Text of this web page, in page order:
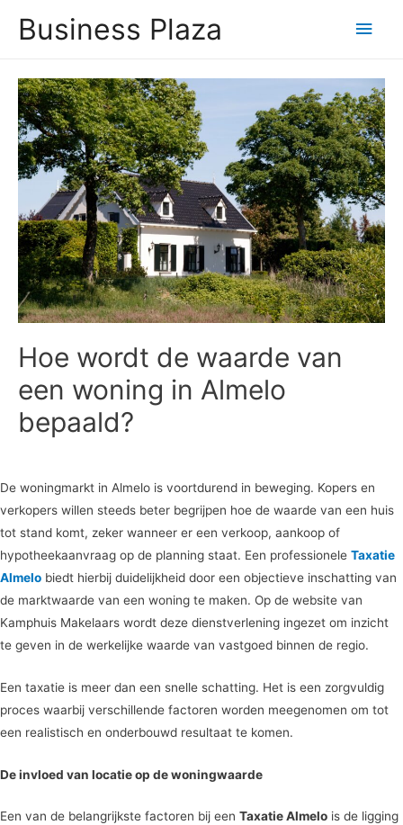
Business Plaza
Hoe wordt de waarde van
een woning in Almelo
bepaald?
De woningmarkt in Almelo is voortdurend in beweging. Kopers en
verkopers willen steeds beter begrijpen hoe de waarde van een huis
tot stand komt, zeker wanneer er een verkoop, aankoop of
hypotheekaanvraag op de planning staat. Een professionele Taxatie
Almelo biedt hierbij duidelijkheid door een objectieve inschatting van
de marktwaarde van een woning te maken. Op de website van
Kamphuis Makelaars wordt deze dienstverlening ingezet om inzicht
te geven in de werkelijke waarde van vastgoed binnen de regio.
Een taxatie is meer dan een snelle schatting. Het is een zorgvuldig
proces waarbij verschillende factoren worden meegenomen om tot
een realistisch en onderbouwd resultaat te komen.
De invloed van locatie op de woningwaarde
Een van de belangrijkste factoren bij een Taxatie Almelo is de ligging